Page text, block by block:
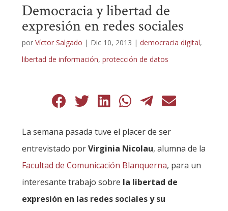
Democracia y libertad de
expresión en redes sociales
por Víctor Salgado | Dic 10, 2013 | democracia digital,
libertad de información, protección de datos
La semana pasada tuve el placer de ser
entrevistado porVirginia Nicolau, alumna de la
Facultad de Comunicación Blanquerna, para un
interesante trabajo sobre la libertad de
expresión en las redes sociales y su